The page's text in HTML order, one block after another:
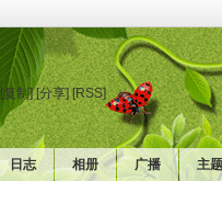
[复制] [分享] [RSS]
日志 相册 广播 主题